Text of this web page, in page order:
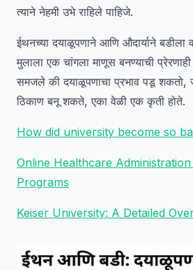
त्याने नेहमी उभे राहिले पाहिजे.
ईथनच्या दयाळूपणाने आणि औदार्याने
मुलाला एक चांगला माणूस बनण्याची
समजले की दयाळूपणाचा प्रभाव पडू शकतो,
ठिकाण बनू शकते, एका वेळी एक कृती होते.
How did university become so
Online Healthcare Administration
Programs
Keiser University: A Detailed